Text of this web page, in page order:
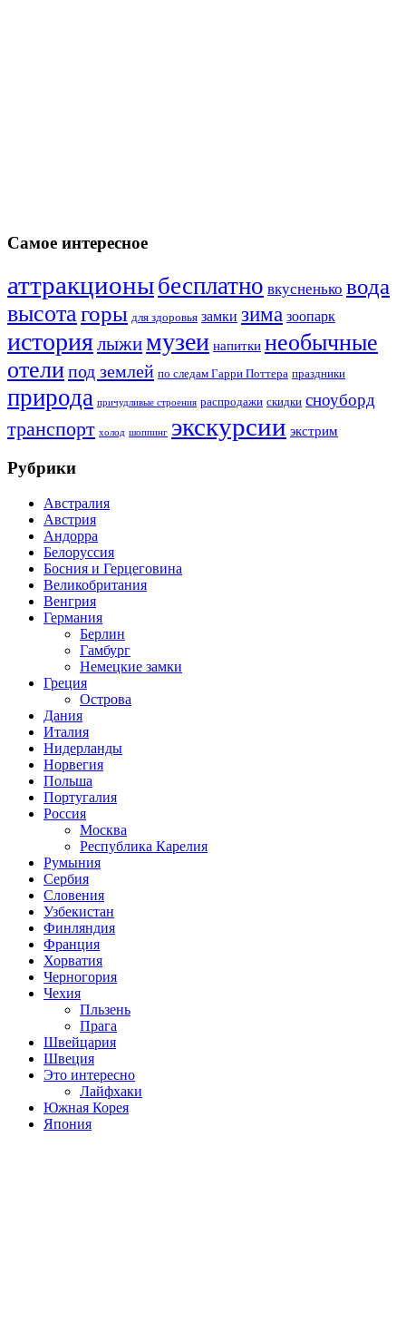
Самое интересное
аттракционыбесплатно вкусненько вода
высота горы для здоровья замки зима зоопарк
историялыжимузеи напитки необычные
отелипод землей по следам Гарри Поттера праздники
природа причудливые строения распродажи скидки сноуборд
транспорт холод шоппинг экскурсии экстрим
Рубрики
Австралия
Австрия
Андорра
Белоруссия
Босния и Герцеговина
Великобритания
Венгрия
Германия
Берлин
Гамбург
Немецкие замки
Греция
Острова
Дания
Италия
Нидерланды
Норвегия
Польша
Португалия
Россия
Москва
Республика Карелия
Румыния
Сербия
Словения
Узбекистан
Финляндия
Франция
Хорватия
Черногория
Чехия
Пльзень
Прага
Швейцария
Швеция
Это интересно
Лайфхаки
Южная Корея
Япония